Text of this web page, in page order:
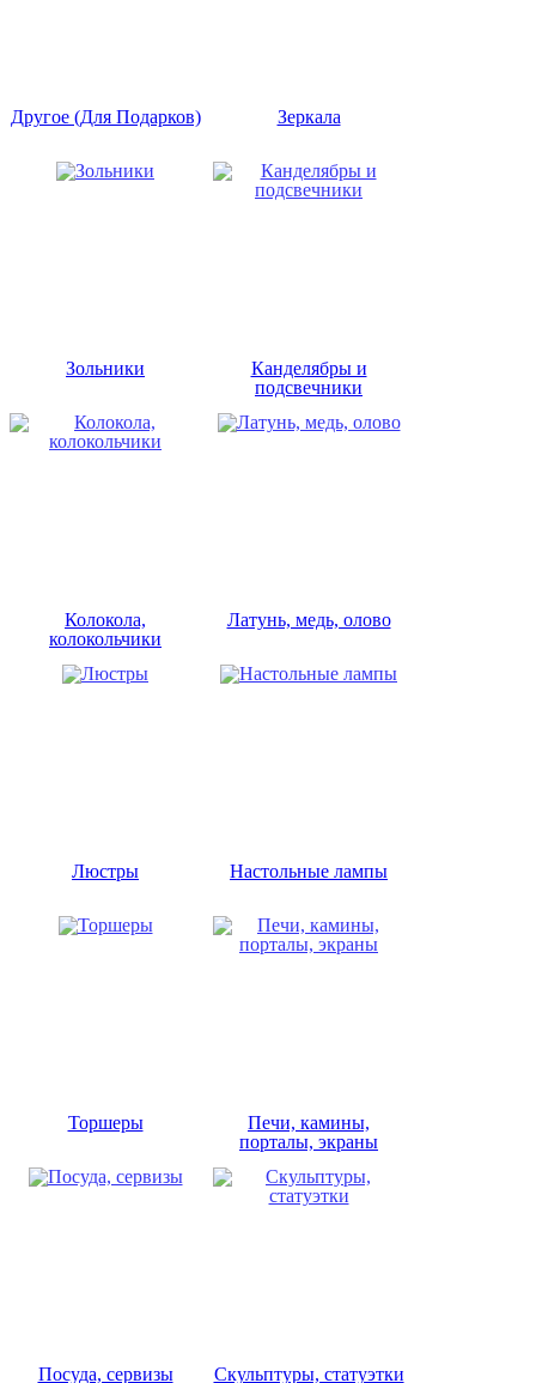
Другое (Для Подарков) Зеркала
Зольники
Канделябры и
подсвечники
Колокола,
колокольчики
Латунь, медь, олово
Люстры Настольные лампы
Торшеры
Печи, камины,
порталы, экраны
Посуда, сервизы Скульптуры, статуэтки